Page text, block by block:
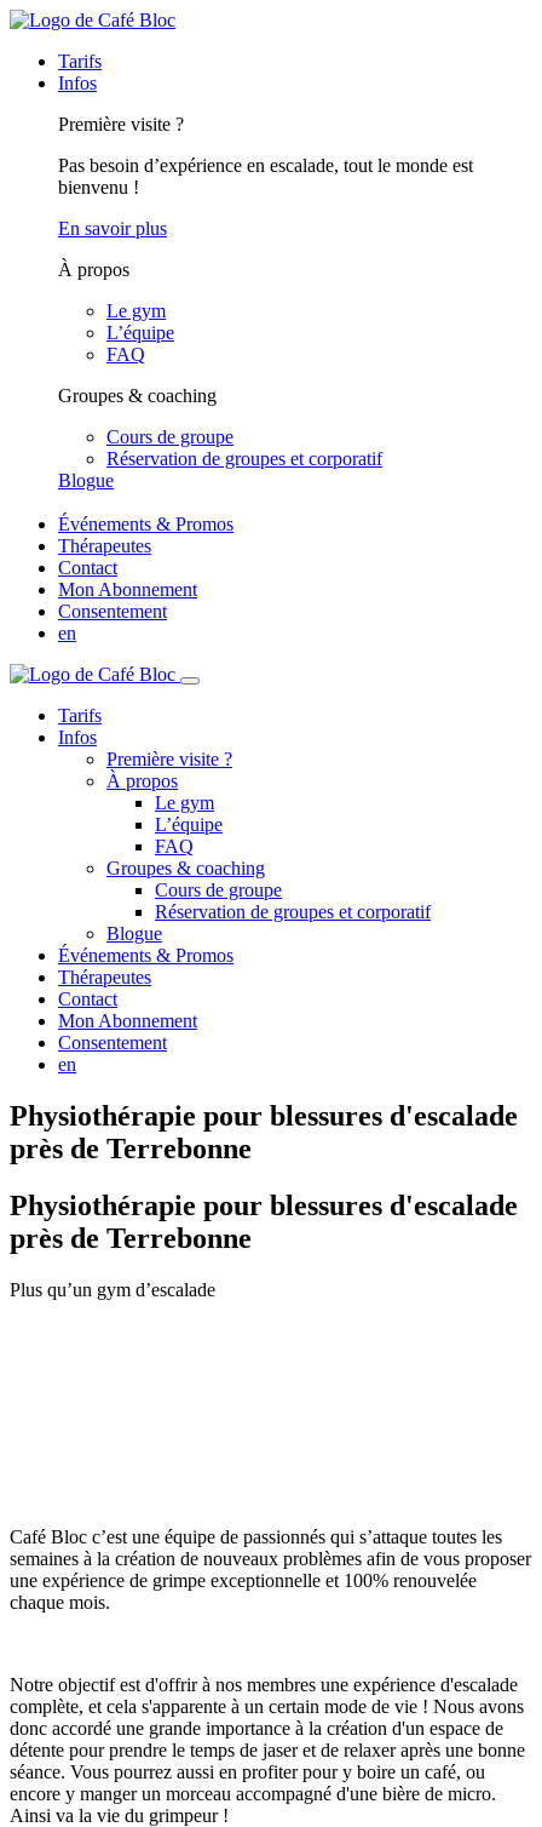
Tarifs
Infos
Première visite ?
Pas besoin d’expérience en escalade, tout le monde est
bienvenu !
En savoir plus
À propos
Le gym
L’équipe
FAQ
Groupes & coaching
Cours de groupe
Réservation de groupes et corporatif
Blogue
Événements & Promos
Thérapeutes
Contact
Mon Abonnement
Consentement
en
Tarifs
Infos
Première visite ?
À propos
Le gym
L’équipe
FAQ
Groupes & coaching
Cours de groupe
Réservation de groupes et corporatif
Blogue
Événements & Promos
Thérapeutes
Contact
Mon Abonnement
Consentement
en
Physiothérapie pour blessures d'escalade
près de Terrebonne
Physiothérapie pour blessures d'escalade
près de Terrebonne
Plus qu’un gym d’escalade
Café Bloc c’est une équipe de passionnés qui s’attaque toutes les
semaines à la création de nouveaux problèmes afin de vous proposer
une expérience de grimpe exceptionnelle et 100% renouvelée
chaque mois.
Notre objectif est d'offrir à nos membres une expérience d'escalade
complète, et cela s'apparente à un certain mode de vie ! Nous avons
donc accordé une grande importance à la création d'un espace de
détente pour prendre le temps de jaser et de relaxer après une bonne
séance. Vous pourrez aussi en profiter pour y boire un café, ou
encore y manger un morceau accompagné d'une bière de micro.
Ainsi va la vie du grimpeur !